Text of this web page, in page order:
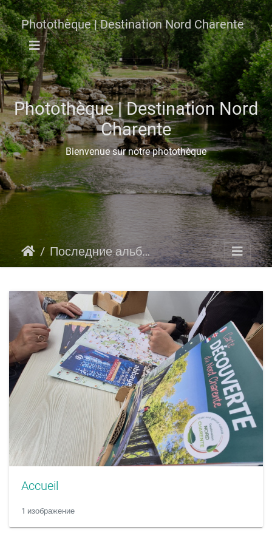
Photothèque | Destination Nord Charente
Photothèque | Destination Nord
Charente
Bienvenue sur notre photothèque
Последние альбомы
Accueil
1 изображение